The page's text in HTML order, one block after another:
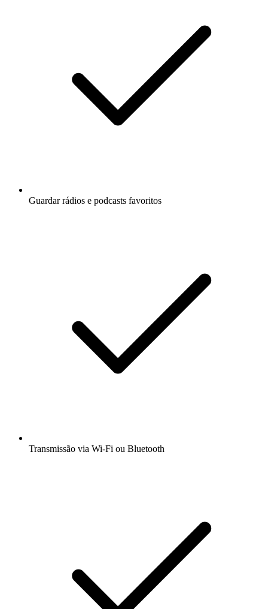
Guardar rádios e podcasts favoritos
Transmissão via Wi-Fi ou Bluetooth